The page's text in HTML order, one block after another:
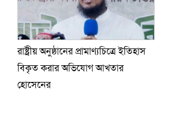
রাষ্ট্রীয় অনুষ্ঠানের প্রামাণ্যচিত্রে ইতিহাস
বিকৃত করার অভিযোগ আখতার
হোসেনের